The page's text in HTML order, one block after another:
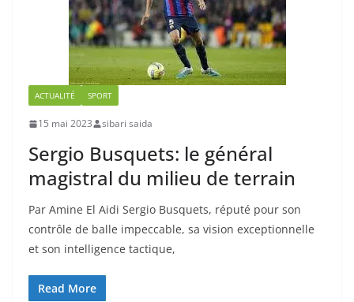
ACTUALITÉ SPORT
15 mai 2023 sibari saida
Sergio Busquets: le général
magistral du milieu de terrain
Par Amine El Aidi Sergio Busquets, réputé pour son
contrôle de balle impeccable, sa vision exceptionnelle
et son intelligence tactique,
Read More